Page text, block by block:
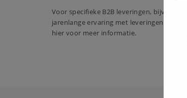
Voor specifieke B2B leveringen,
jarenlange ervaring met leveringen aan
hier voor meer informatie.